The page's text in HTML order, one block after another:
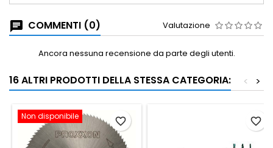
COMMENTI (0) Valutazione
Ancora nessuna recensione da parte degli utenti.
16 ALTRI PRODOTTI DELLA STESSA CATEGORIA: >
<
Non disponibile favorite_border favorite_border